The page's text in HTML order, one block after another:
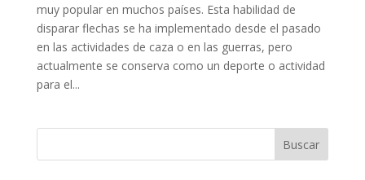
muy popular en muchos países. Esta habilidad de
disparar flechas se ha implementado desde el pasado
en las actividades de caza o en las guerras, pero
actualmente se conserva como un deporte o actividad
para el...
Buscar